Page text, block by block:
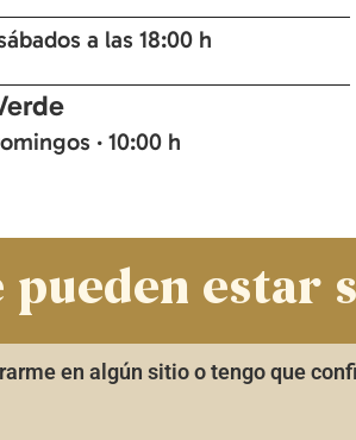
a las 18:00 h
· 10:00 h
pueden estar
en algún sitio o tengo que